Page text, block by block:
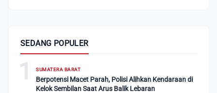
SEDANG POPULER
1 SUMATERA BARAT
Berpotensi Macet Parah, Polisi Alihkan Kendaraan di
Kelok Sembilan Saat Arus Balik Lebaran